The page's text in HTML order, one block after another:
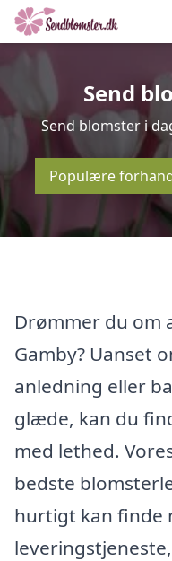
Send
Send blomster i
Populære
Drømmer du om
Gamby? Uanset
anledning eller
glæde, kan du
med lethed.
bedste
hurtigt kan finde